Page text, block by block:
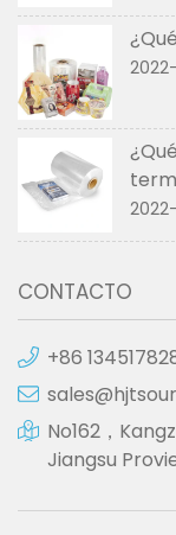
CONTACTO
+86
No162，
Jiangsu